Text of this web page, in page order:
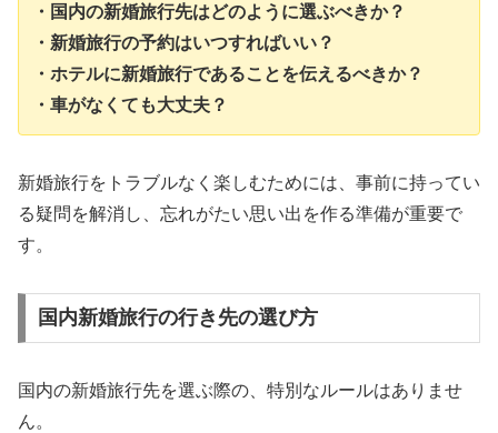
・国内の新婚旅行先はどのように選ぶべきか？
・新婚旅行の予約はいつすればいい？
・ホテルに新婚旅行であることを伝えるべきか？
・車がなくても大丈夫？
新婚旅行をトラブルなく楽しむためには、事前に持ってい
る疑問を解消し、忘れがたい思い出を作る準備が重要で
す。
国内新婚旅行の行き先の選び方
国内の新婚旅行先を選ぶ際の、特別なルールはありませ
ん。